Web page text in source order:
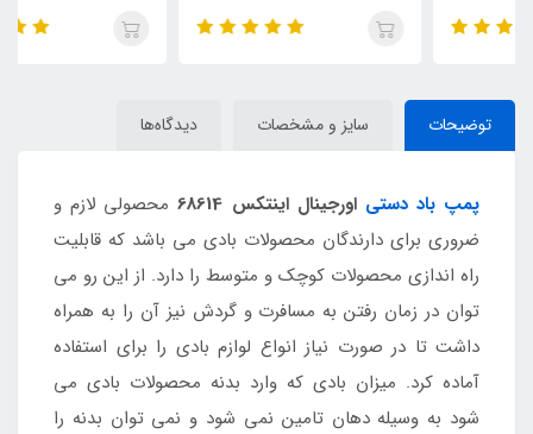
توضیحات سایز و مشخصات دیدگاه‌ها
پمپ باد دستی اورجینال اینتکس 68614
محصولی لازم و
ضروری برای دارندگان محصولات بادی می باشد که قابلیت
راه اندازی محصولات کوچک و متوسط را دارد. از این رو می
توان در زمان رفتن به مسافرت و گردش نیز آن را به همراه
داشت تا در صورت نیاز انواع لوازم بادی را برای استفاده
آماده کرد. میزان بادی که وارد بدنه محصولات بادی می
شود به وسیله دهان تامین نمی شود و نمی توان بدنه را